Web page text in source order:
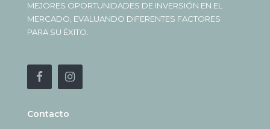
MEJORES OPORTUNIDADES DE INVERSIÓN EN EL
MERCADO, EVALUANDO DIFERENTES FACTORES
PARA SU ÉXITO.
Contacto